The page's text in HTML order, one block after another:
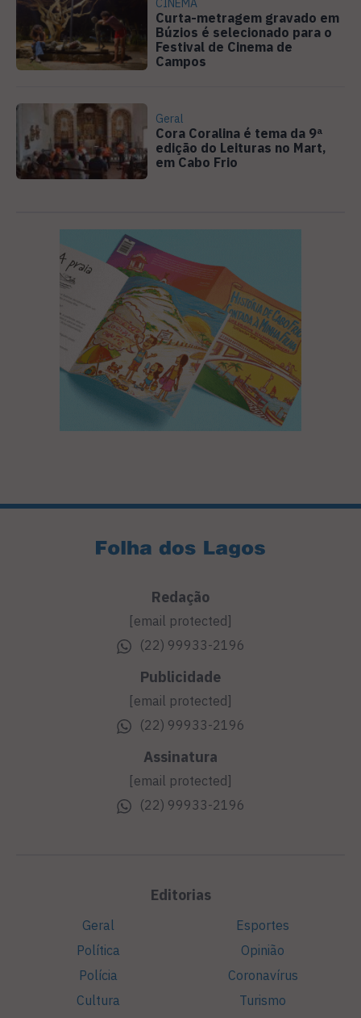
CINEMA
Curta-metragem gravado em
Búzios é selecionado para o
Festival de Cinema de
Campos
Geral
Cora Coralina é tema da 9ª
edição do Leituras no Mart,
em Cabo Frio
Redação
[email protected]
(22) 99933-2196
Publicidade
[email protected]
(22) 99933-2196
Assinatura
[email protected]
(22) 99933-2196
Editorias
Geral
Política
Polícia
Cultura
Esportes
Opinião
Coronavírus
Turismo